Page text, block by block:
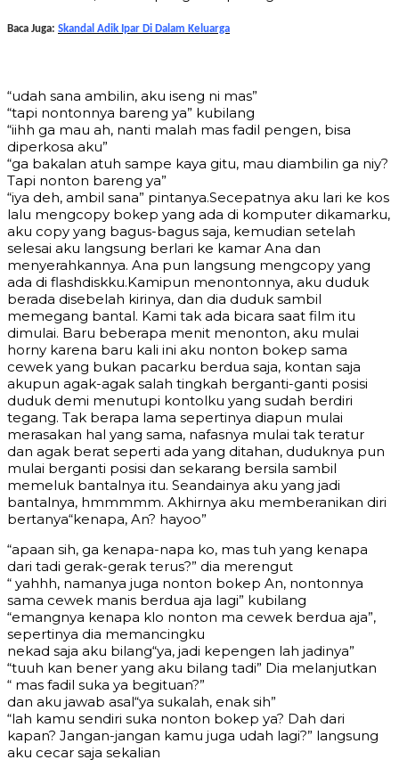
Baca Juga: Skandal Adik Ipar Di Dalam Keluarga
“udah sana ambilin, aku iseng ni mas”
“tapi nontonnya bareng ya” kubilang
“iihh ga mau ah, nanti malah mas fadil pengen, bisa
diperkosa aku”
“ga bakalan atuh sampe kaya gitu, mau diambilin ga niy?
Tapi nonton bareng ya”
“iya deh, ambil sana” pintanya.Secepatnya aku lari ke kos
lalu mengcopy bokep yang ada di komputer dikamarku,
aku copy yang bagus-bagus saja, kemudian setelah
selesai aku langsung berlari ke kamar Ana dan
menyerahkannya. Ana pun langsung mengcopy yang
ada di flashdiskku.Kamipun menontonnya, aku duduk
berada disebelah kirinya, dan dia duduk sambil
memegang bantal. Kami tak ada bicara saat film itu
dimulai. Baru beberapa menit menonton, aku mulai
horny karena baru kali ini aku nonton bokep sama
cewek yang bukan pacarku berdua saja, kontan saja
akupun agak-agak salah tingkah berganti-ganti posisi
duduk demi menutupi kontolku yang sudah berdiri
tegang. Tak berapa lama sepertinya diapun mulai
merasakan hal yang sama, nafasnya mulai tak teratur
dan agak berat seperti ada yang ditahan, duduknya pun
mulai berganti posisi dan sekarang bersila sambil
memeluk bantalnya itu. Seandainya aku yang jadi
bantalnya, hmmmmm. Akhirnya aku memberanikan diri
bertanya“kenapa, An? hayoo”
“apaan sih, ga kenapa-napa ko, mas tuh yang kenapa
dari tadi gerak-gerak terus?” dia merengut
“ yahhh, namanya juga nonton bokep An, nontonnya
sama cewek manis berdua aja lagi” kubilang
“emangnya kenapa klo nonton ma cewek berdua aja”,
sepertinya dia memancingku
nekad saja aku bilang“ya, jadi kepengen lah jadinya”
“tuuh kan bener yang aku bilang tadi” Dia melanjutkan
“ mas fadil suka ya begituan?”
dan aku jawab asal“ya sukalah, enak sih”
“lah kamu sendiri suka nonton bokep ya? Dah dari
kapan? Jangan-jangan kamu juga udah lagi?” langsung
aku cecar saja sekalian